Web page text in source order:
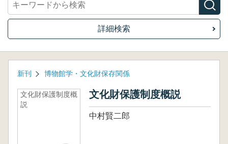
詳細検索
新刊 博物館学・文化財保存関係
文化財保護制度概
説
文化財保護制度概説
中村賢二郎